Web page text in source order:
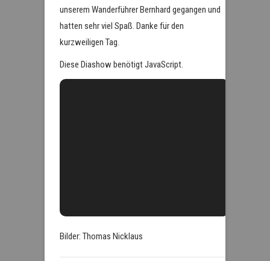
unserem Wanderführer Bernhard gegangen und
hatten sehr viel Spaß. Danke für den
kurzweiligen Tag.
Diese Diashow benötigt JavaScript.
Bilder: Thomas Nicklaus